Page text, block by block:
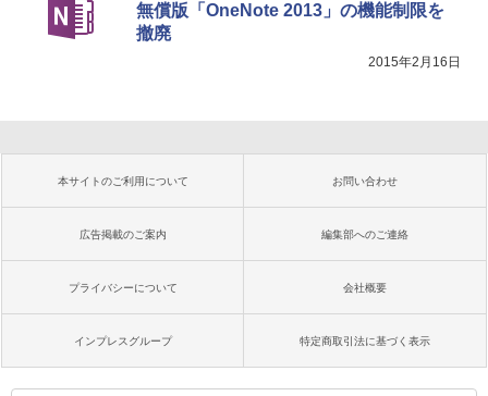
無償版「OneNote 2013」の機能制限を
撤廃
2015年2月16日
本サイトのご利用について お問い合わせ
広告掲載のご案内 編集部へのご連絡
プライバシーについて 会社概要
インプレスグループ 特定商取引法に基づく表示